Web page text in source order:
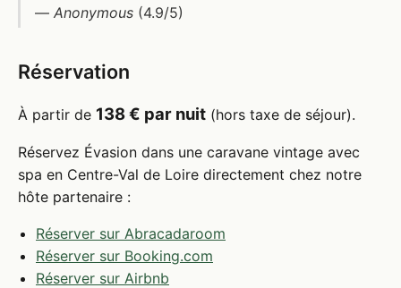
— Anonymous (4.9/5)
Réservation
À partir de 138 € par nuit (hors taxe de séjour).
Réservez Évasion dans une caravane vintage avec
spa en Centre-Val de Loire directement chez notre
hôte partenaire :
Réserver sur Abracadaroom
Réserver sur Booking.com
Réserver sur Airbnb